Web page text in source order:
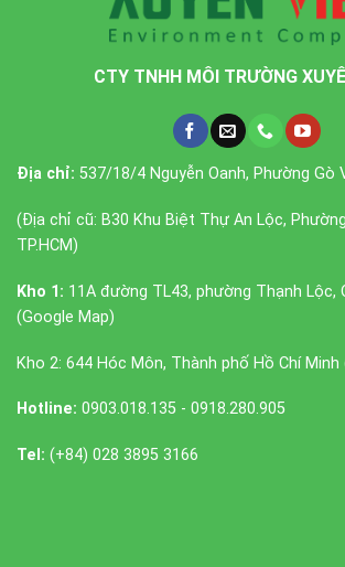
CTY TNHH MÔI TRƯỜNG
Địa chỉ: 537/18/4 Nguyễn Oanh, Phường Gò
(Địa chỉ cũ: B30 Khu Biệt Thự An Lộc,
TP.HCM)
Kho 1: 11A đường TL43, phường Thạnh Lộc,
(Google Map)
Kho 2: 644 Hóc Môn, Thành phố Hồ Chí Minh
Hotline: 0903.018.135 - 0918.280.905
Tel: (+84) 028 3895 3166